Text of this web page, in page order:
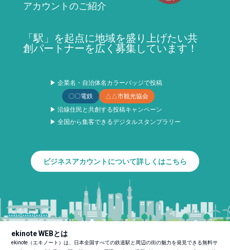
アカウントのご紹介
「駅」を起点に地域を盛り上げたい共
創パートナーを広く募集しています！
▶ 企業名・自治体名カラーバッジで投稿
〇〇電鉄
△△市観光協会
▶ 沿線住民と共創する投稿キャンペーン
▶ 全国から集客できるデジタルスタンプラリー
ビジネスアカウントについて詳しくはこちら
ekinote WEBとは
ekinote（エキノート）は、日本全国すべての鉄道駅と周辺の街の魅力を発見できる無料サ